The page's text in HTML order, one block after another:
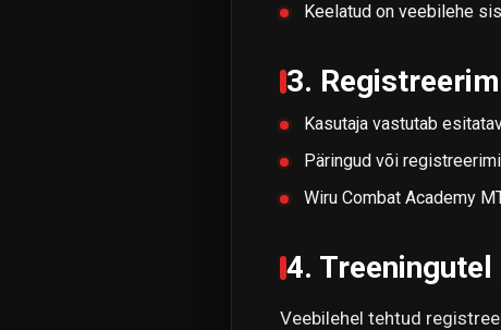
Keelatud on veebilehe
3.
Kasutaja vastutab
Päringud või
Wiru Combat Academy
4.
Veebilehel tehtud